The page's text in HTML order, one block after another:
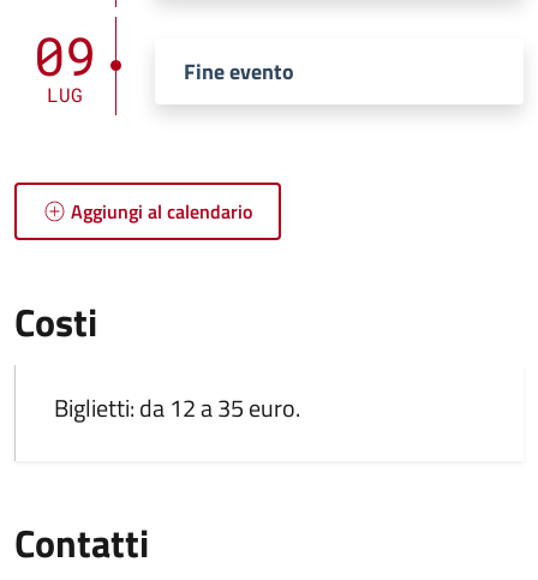
09
LUG
Fine evento
Aggiungi al calendario
Costi
Biglietti: da 12 a 35 euro.
Contatti